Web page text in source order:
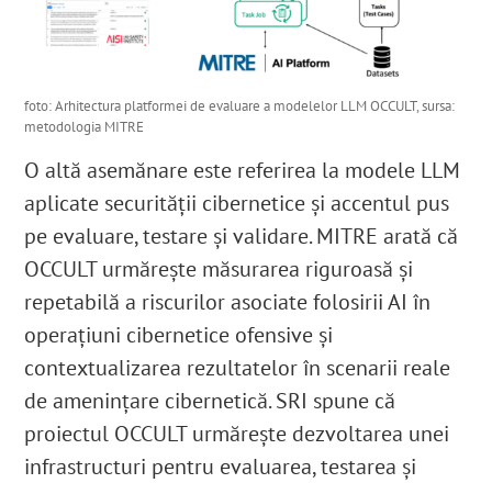
foto: Arhitectura platformei de evaluare a modelelor LLM OCCULT, sursa:
metodologia MITRE
O altă asemănare este referirea la modele LLM
aplicate securității cibernetice și accentul pus
pe evaluare, testare și validare. MITRE arată că
OCCULT urmărește măsurarea riguroasă și
repetabilă a riscurilor asociate folosirii AI în
operațiuni cibernetice ofensive și
contextualizarea rezultatelor în scenarii reale
de amenințare cibernetică. SRI spune că
proiectul OCCULT urmărește dezvoltarea unei
infrastructuri pentru evaluarea, testarea și